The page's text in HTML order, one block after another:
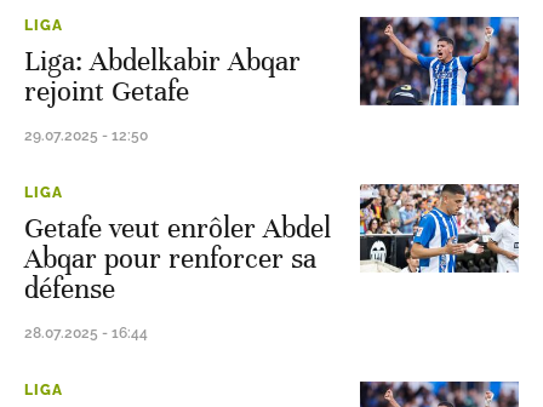
LIGA
Liga: Abdelkabir Abqar
rejoint Getafe
29.07.2025 - 12:50
LIGA
Getafe veut enrôler Abdel
Abqar pour renforcer sa
défense
28.07.2025 - 16:44
LIGA